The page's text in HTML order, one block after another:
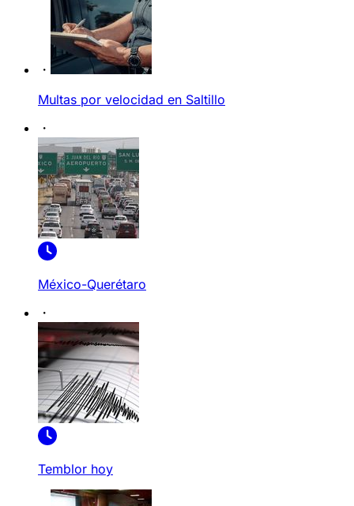
Multas por velocidad en Saltillo
México-Querétaro
Temblor hoy